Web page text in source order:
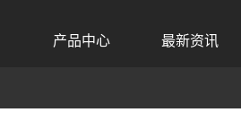
产品中心 最新资讯